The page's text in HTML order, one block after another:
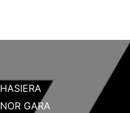
HASIERA
NOR GARA